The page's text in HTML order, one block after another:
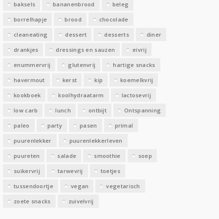
baksels bananenbrood beleg
borrelhapje brood chocolade
cleaneating dessert desserts diner
drankjes dressings en sauzen eivrij
enummervrij glutenvrij hartige snacks
havermout kerst kip koemelkvrij
kookboek koolhydraatarm lactosevrij
low carb lunch ontbijt Ontspanning
paleo party pasen primal
puurenlekker puurenlekkerleven
puureten salade smoothie soep
suikervrij tarwevrij toetjes
tussendoortje vegan vegetarisch
zoete snacks zuivelvrij